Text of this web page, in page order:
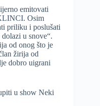
emitovati
Osim
priliku i poslušati
u snove“.
od onog što je
žirija od
dobro uigrani
u show Neki